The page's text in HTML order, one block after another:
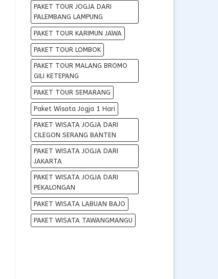
PAKET TOUR JOGJA DARI
PALEMBANG LAMPUNG
PAKET TOUR KARIMUN JAWA
PAKET TOUR LOMBOK
PAKET TOUR MALANG BROMO
GILI KETEPANG
PAKET TOUR SEMARANG
Paket Wisata Jogja 1 Hari
PAKET WISATA JOGJA DARI
CILEGON SERANG BANTEN
PAKET WISATA JOGJA DARI
JAKARTA
PAKET WISATA JOGJA DARI
PEKALONGAN
PAKET WISATA LABUAN BAJO
PAKET WISATA TAWANGMANGU